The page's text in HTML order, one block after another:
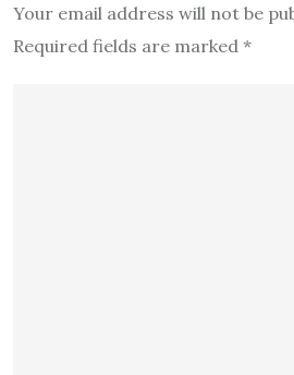
Your email address will not be
Required fields are marked *